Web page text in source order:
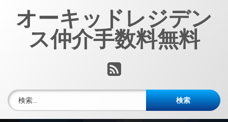
オーキッドレジデン
ス仲介手数料無料
RSS
検索: